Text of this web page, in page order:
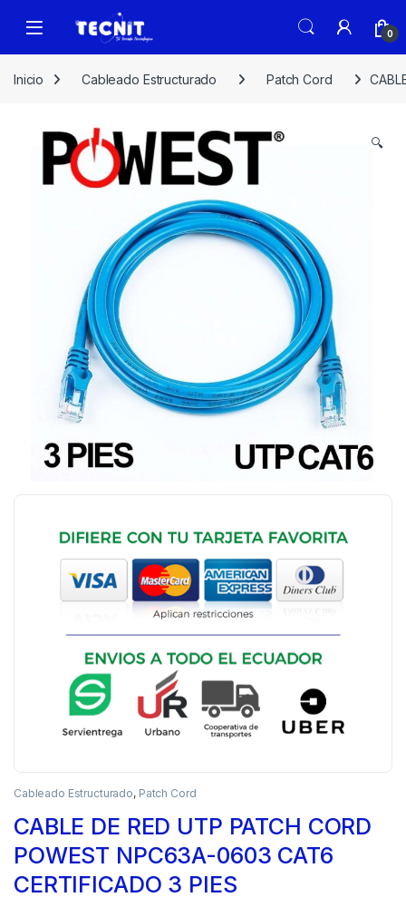
0
Inicio Cableado Estructurado Patch Cord
🔍
Cableado Estructurado, Patch Cord
CABLE DE RED UTP PATCH CORD
POWEST NPC63A-0603 CAT6
CERTIFICADO 3 PIES